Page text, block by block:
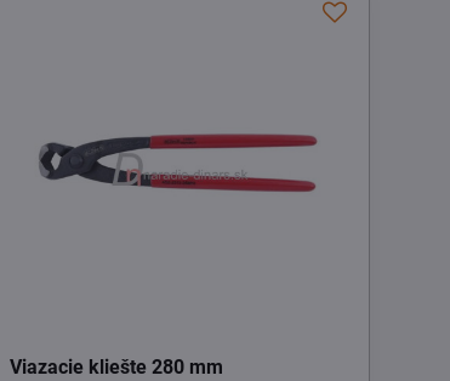
Viazacie kliešte 280 mm